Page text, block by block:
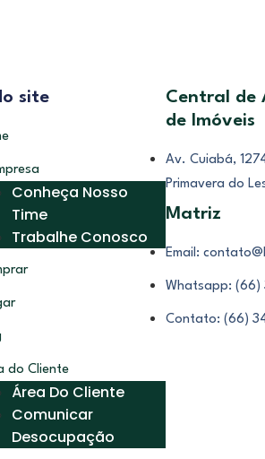
site
Conheça Nosso
Time
Trabalhe Conosco
do Cliente
Área Do Cliente
Comunicar
Desocupação
Central de
de Imóveis
Av. Cuiabá,
Primavera do
Matriz
Email:
Whatsapp:
Contato: (66)